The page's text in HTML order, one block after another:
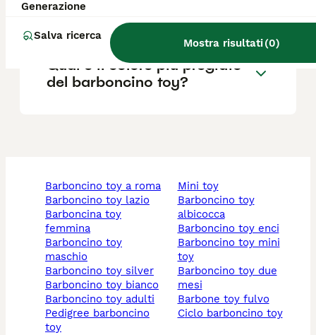
Generazione
Salva ricerca
Mostra risultati(0)
prendere un barboncino toy?
Qual è il colore più pregiato
del barboncino toy?
barboncino toy a roma​
barboncino toy lazio
barboncina toy
femmina
barboncino toy
maschio
barboncino toy silver
barboncino toy bianco
barboncino toy adulti
pedigree barboncino
toy
mini toy
barboncino toy
albicocca
barboncino toy enci
barboncino toy mini
toy
barboncino toy due
mesi
barbone toy fulvo
ciclo barboncino toy